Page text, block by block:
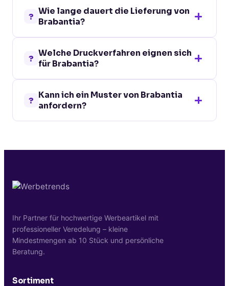
Bestellung bereits ab 10 Stück möglich.
Die genaue Mindestbestellmenge finden
Sie auf der jeweiligen Produktseite.
? Wie lange dauert die Lieferung von
Brabantia?
beträgt je nach Veredelungsverfahren 5-
10 Werktage. Für dringende Projekte
bieten wir Express-Optionen an.
? Welche Druckverfahren eignen sich
für Brabantia?
wir verschiedene Veredelungsverfahren
wie Tampondruck, Siebdruck, Lasergravur
oder Digitaldruck an. Wir beraten Sie
? Kann ich ein Muster von Brabantia
anfordern?
Kontaktieren Sie uns einfach über unser
Ihr Partner für hochwertige Werbeartikel mit
professioneller Veredelung – kleine
Mindestmengen ab 10 Stück und persönliche
Beratung.
Sortiment